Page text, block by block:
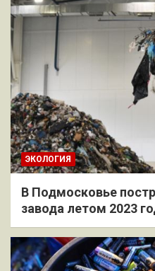
ЭКОЛОГИЯ
В Подмосковье
завода летом 2023